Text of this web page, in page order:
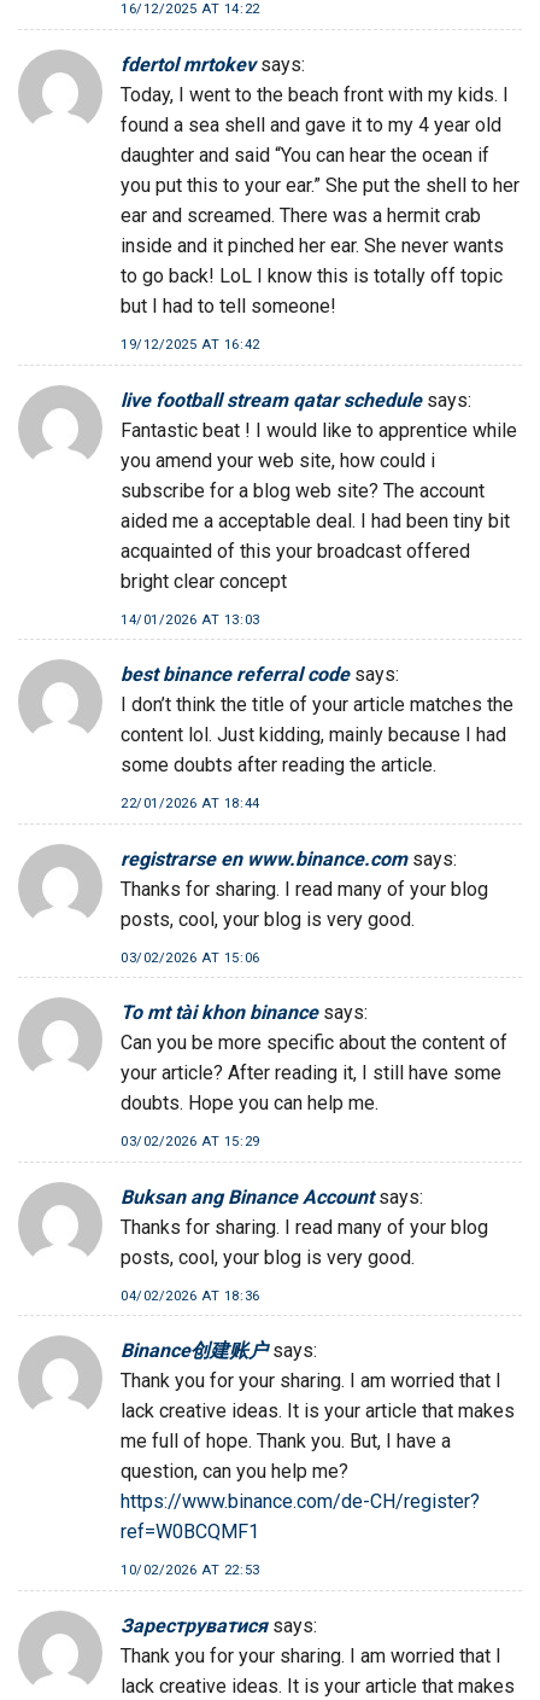
16/12/2025 AT 14:22
fdertol mrtokev says:
Today, I went to the beach front with my kids. I
found a sea shell and gave it to my 4 year old
daughter and said “You can hear the ocean if
you put this to your ear.” She put the shell to her
ear and screamed. There was a hermit crab
inside and it pinched her ear. She never wants
to go back! LoL I know this is totally off topic
but I had to tell someone!
19/12/2025 AT 16:42
live football stream qatar schedule says:
Fantastic beat ! I would like to apprentice while
you amend your web site, how could i
subscribe for a blog web site? The account
aided me a acceptable deal. I had been tiny bit
acquainted of this your broadcast offered
bright clear concept
14/01/2026 AT 13:03
best binance referral code says:
I don’t think the title of your article matches the
content lol. Just kidding, mainly because I had
some doubts after reading the article.
22/01/2026 AT 18:44
registrarse en www.binance.com says:
Thanks for sharing. I read many of your blog
posts, cool, your blog is very good.
03/02/2026 AT 15:06
To mt tài khon binance says:
Can you be more specific about the content of
your article? After reading it, I still have some
doubts. Hope you can help me.
03/02/2026 AT 15:29
Buksan ang Binance Account says:
Thanks for sharing. I read many of your blog
posts, cool, your blog is very good.
04/02/2026 AT 18:36
Binance创建账户 says:
Thank you for your sharing. I am worried that I
lack creative ideas. It is your article that makes
me full of hope. Thank you. But, I have a
question, can you help me?
https://www.binance.com/de-CH/register?
ref=W0BCQMF1
10/02/2026 AT 22:53
Зареструватися says:
Thank you for your sharing. I am worried that I
lack creative ideas. It is your article that makes